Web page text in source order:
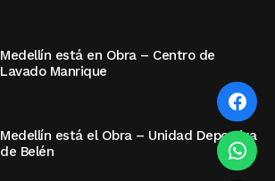
Medellín está en Obra – Centro de
Lavado Manrique
Medellín está el Obra – Unidad Deportiva
de Belén